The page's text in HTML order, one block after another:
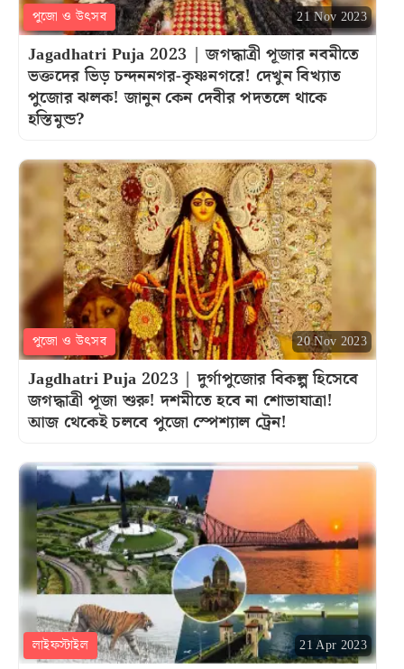
পুজো ও উৎসব 21 Nov 2023
Jagadhatri Puja 2023 | জগদ্ধাত্রী পূজার নবমীতে
ভক্তদের ভিড় চন্দননগর-কৃষ্ণনগরে! দেখুন বিখ্যাত
পুজোর ঝলক! জানুন কেন দেবীর পদতলে থাকে
হস্তিমুন্ড?
পুজো ও উৎসব 20 Nov 2023
Jagdhatri Puja 2023 | দুর্গাপুজোর বিকল্প হিসেবে
জগদ্ধাত্রী পূজা শুরু! দশমীতে হবে না শোভাযাত্রা!
আজ থেকেই চলবে পুজো স্পেশ্যাল ট্রেন!
লাইফস্টাইল 21 Apr 2023